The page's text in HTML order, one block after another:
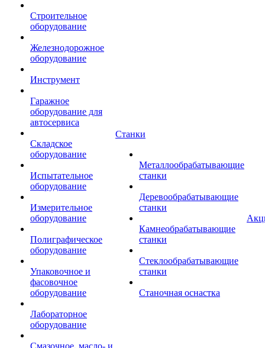
Строительное
оборудование
Железнодорожное
оборудование
Инструмент
Гаражное
оборудование для
автосервиса
Складское
оборудование
Испытательное
оборудование
Измерительное
оборудование
Полиграфическое
оборудование
Упаковочное и
фасовочное
оборудование
Лабораторное
оборудование
Смазочное, масло- и
Станки
Металлообрабатывающие
станки
Деревообрабатывающие
станки
Камнеобрабатывающие
станки
Стеклообрабатывающие
станки
Станочная оснастка